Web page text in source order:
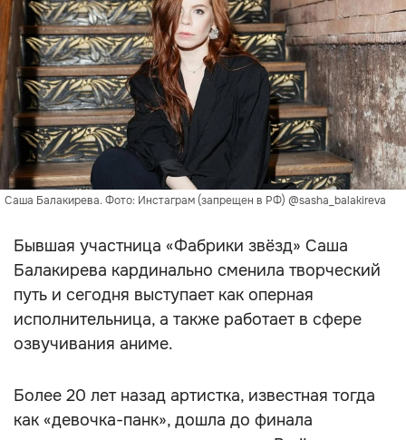
Саша Балакирева. Фото: Инстаграм (запрещен в РФ) @sasha_balakireva
Бывшая участница «Фабрики звёзд» Саша
Балакирева кардинально сменила творческий
путь и сегодня выступает как оперная
исполнительница, а также работает в сфере
озвучивания аниме.
Более 20 лет назад артистка, известная тогда
как «девочка-панк», дошла до финала